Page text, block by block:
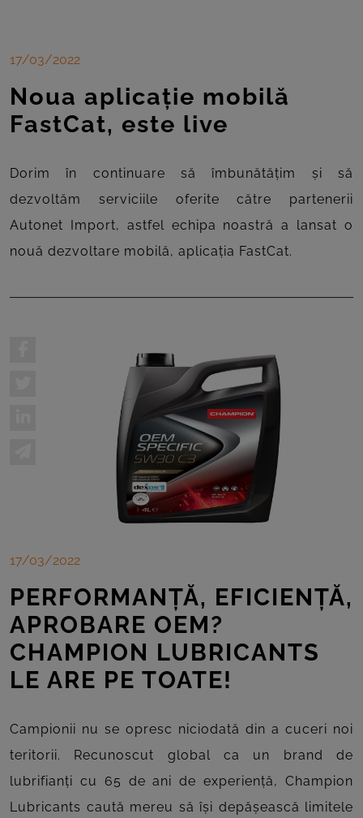
17/03/2022
Noua aplicație mobilă
FastCat, este live
Dorim în continuare să îmbunătățim și să
dezvoltăm serviciile oferite către partenerii
Autonet Import, astfel echipa noastră a lansat o
nouă dezvoltare mobilă, aplicația FastCat.
17/03/2022
PERFORMANȚĂ, EFICIENȚĂ,
APROBARE OEM?
CHAMPION LUBRICANTS
LE ARE PE TOATE!
Campionii nu se opresc niciodată din a cuceri noi
teritorii. Recunoscut global ca un brand de
lubrifianți cu 65 de ani de experiență, Champion
Lubricants caută mereu să își depășească limitele